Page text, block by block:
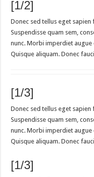
[1/2]
Donec sed tellus eget
Suspendisse quam sem,
nunc. Morbi imperdiet
Quisque aliquam. Donec
[1/3]
Donec sed tellus eget
Suspendisse quam sem,
nunc. Morbi imperdiet
Quisque aliquam. Donec
[1/3]